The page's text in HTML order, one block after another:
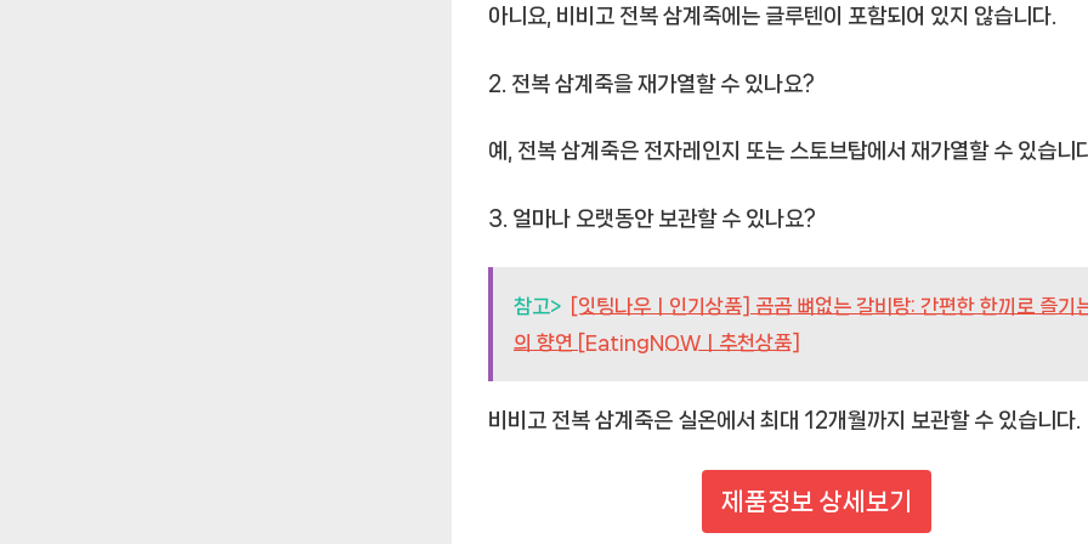
아니요, 비비고 전복 삼계죽에는 글루텐이 포함되어 있지 않습니다.
2. 전복 삼계죽을 재가열할 수 있나요?
예, 전복 삼계죽은 전자레인지 또는 스토브탑에서 재가열할 수 있습니
3. 얼마나 오랫동안 보관할 수 있나요?
참고> [잇팅나우ㅣ인기상품] 곰곰 뼈없는 갈비탕: 간편한 한끼로 즐기
의 향연 [EatingNOWㅣ추천상품]
비비고 전복 삼계죽은 실온에서 최대 12개월까지 보관할 수 있습니다.
제품정보 상세보기